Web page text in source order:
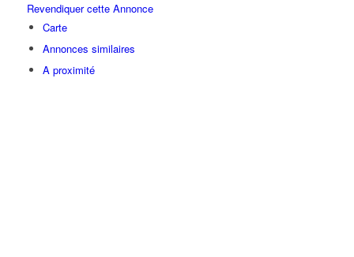
Revendiquer cette Annonce
Carte
Annonces similaires
A proximité